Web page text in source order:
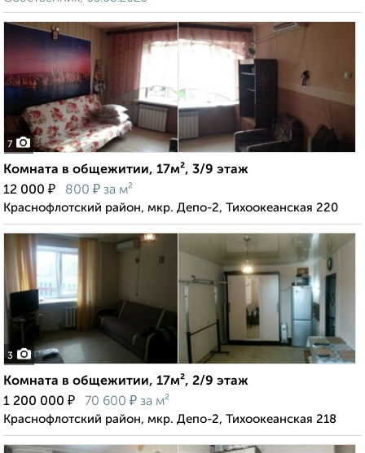
7
Комната в общежитии, 17м², 3/9 этаж
12 000 ₽ 800 ₽ за м²
Краснофлотский район, мкр. Депо-2, Тихоокеанская 220
3
Комната в общежитии, 17м², 2/9 этаж
1 200 000 ₽ 70 600 ₽ за м²
Краснофлотский район, мкр. Депо-2, Тихоокеанская 218